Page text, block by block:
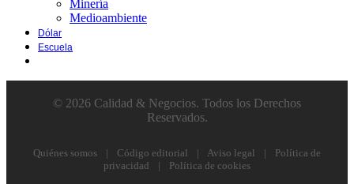
Minería
Medioambiente
Dólar
Escuela
© 2026 Calidad & Negocios. Todos los Derechos
Reservados.
Quiénes somos | Código editorial | Aviso legal |
Política de
privacidad
| Política de cookies